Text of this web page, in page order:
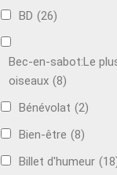
BD (26)
Bec-en-sabot:Le
oiseaux (8)
Bénévolat (2)
Bien-être (8)
Billet d'humeur